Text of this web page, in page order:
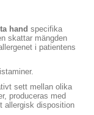
hand specifika
skattar mängden
i patientens
sett mellan olika
produceras med
allergisk disposition